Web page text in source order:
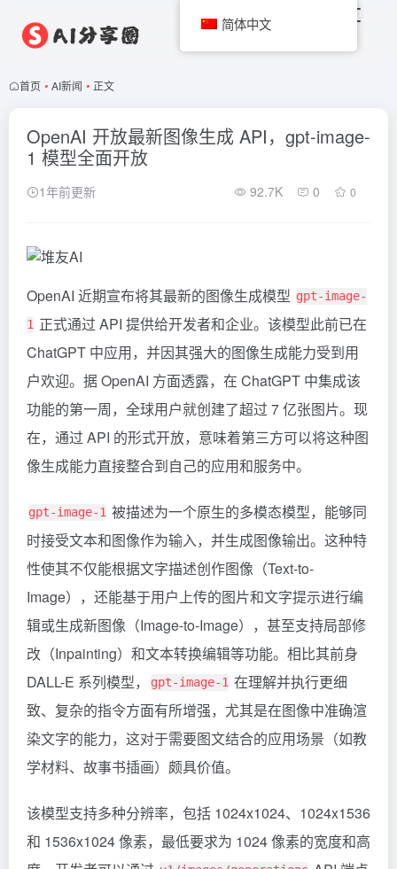
首页 • AI新闻 • 正文
OpenAI 开放最新图像生成 API，gpt-image-
1 模型全面开放
1年前更新 92.7K 0 0
OpenAI 近期宣布将其最新的图像生成模型 gpt-image-
1 正式通过 API 提供给开发者和企业。该模型此前已在
ChatGPT 中应用，并因其强大的图像生成能力受到用
户欢迎。据 OpenAI 方面透露，在 ChatGPT 中集成该
功能的第一周，全球用户就创建了超过 7 亿张图片。现
在，通过 API 的形式开放，意味着第三方可以将这种图
像生成能力直接整合到自己的应用和服务中。
gpt-image-1 被描述为一个原生的多模态模型，能够同
时接受文本和图像作为输入，并生成图像输出。这种特
性使其不仅能根据文字描述创作图像（Text-to-
Image），还能基于用户上传的图片和文字提示进行编
辑或生成新图像（Image-to-Image），甚至支持局部修
改（Inpainting）和文本转换编辑等功能。相比其前身
DALL-E 系列模型，
gpt-image-1 在理解并执行更细
致、复杂的指令方面有所增强，尤其是在图像中准确渲
染文字的能力，这对于需要图文结合的应用场景（如教
学材料、故事书插画）颇具价值。
该模型支持多种分辨率，包括 1024x1024、1024x1536
和 1536x1024 像素，最低要求为 1024 像素的宽度和高
简体中文